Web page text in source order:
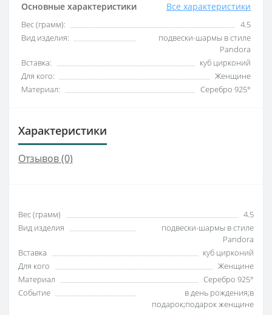
Основные характеристики Все характеристики
Вес (грамм):
4.5
Вид изделия:
подвески-шармы в стиле
Pandora
Вставка:
куб цирконий
Для кого:
Женщине
Материал:
Серебро 925°
Характеристики
Отзывов (0)
Вес (грамм)
4.5
Вид изделия
подвески-шармы в стиле
Pandora
Вставка
куб цирконий
Для кого
Женщине
Материал
Серебро 925°
Событие
в день рождения;в
подарок;подарок женщине